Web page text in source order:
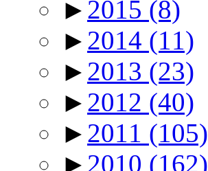
► 2015 (8)
► 2014 (11)
► 2013 (23)
► 2012 (40)
► 2011 (105)
► 2010 (162)